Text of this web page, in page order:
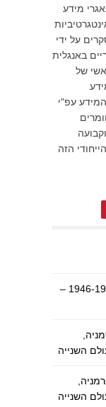
מידע
על ידי
באנגלית
של
המידע עפ"י
הזה
מלחמת האזרחים ביוון 1946-1949 –
השנייה
השנייה